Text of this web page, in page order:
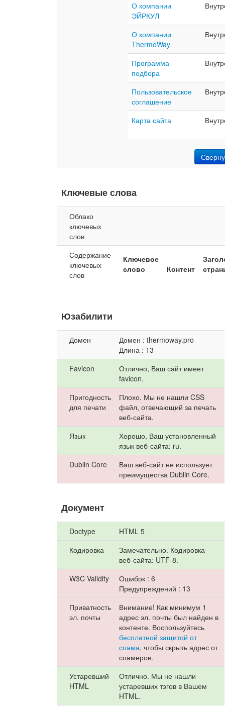
О компании
ЭЙРКУЛ
О компании
ThermoWay
Программа
подбора
Пользовательское
соглашение
Карта сайта
Ключевые слова
Облако
ключевых
слов
Содержание
ключевых
слов
Ключевое
слово
Контент
Юзабилити
Домен
Домен : thermoway.pro
Длина : 13
Favicon
Отлично, Ваш сайт имеет
favicon.
Пригодность
для печати
Плохо. Мы не нашли CSS
файл, отвечающий за печать
веб-сайта.
Язык
Хорошо, Ваш установленный
язык веб-сайта: ru.
Dublin Core
Ваш веб-сайт не использует
преимущества Dublin Core.
Документ
Doctype
HTML 5
Кодировка
Замечательно. Кодировка
веб-сайта: UTF-8.
W3C Validity
Ошибок : 6
Предупреждений : 13
Приватность
эл. почты
Внимание! Как минимум 1
адрес эл. почты был найден в
контенте. Воспользуйтесь
бесплатной защитой от
спама, чтобы скрыть адрес от
спамеров.
Устаревший
HTML
Отлично. Мы не нашли
устаревших тэгов в Вашем
HTML.